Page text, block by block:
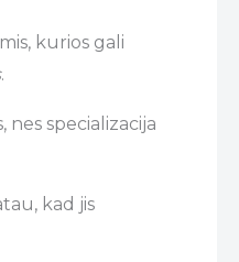
kurios gali
.
specializacija
kad jis